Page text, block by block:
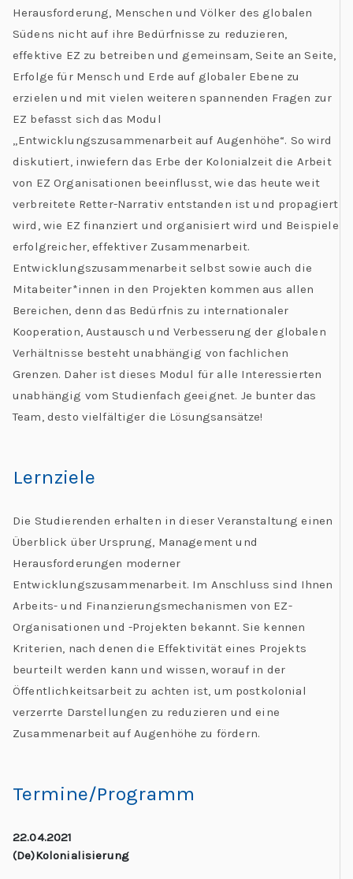
Herausforderung, Menschen und Völker des globalen
Südens nicht auf ihre Bedürfnisse zu reduzieren,
effektive EZ zu betreiben und gemeinsam, Seite an Seite,
Erfolge für Mensch und Erde auf globaler Ebene zu
erzielen und mit vielen weiteren spannenden Fragen zur
EZ befasst sich das Modul
„Entwicklungszusammenarbeit auf Augenhöhe“. So wird
diskutiert, inwiefern das Erbe der Kolonialzeit die Arbeit
von EZ Organisationen beeinflusst, wie das heute weit
verbreitete Retter-Narrativ entstanden ist und propagiert
wird, wie EZ finanziert und organisiert wird und Beispiele
erfolgreicher, effektiver Zusammenarbeit.
Entwicklungszusammenarbeit selbst sowie auch die
Mitabeiter*innen in den Projekten kommen aus allen
Bereichen, denn das Bedürfnis zu internationaler
Kooperation, Austausch und Verbesserung der globalen
Verhältnisse besteht unabhängig von fachlichen
Grenzen. Daher ist dieses Modul für alle Interessierten
unabhängig vom Studienfach geeignet. Je bunter das
Team, desto vielfältiger die Lösungsansätze!
Lernziele
Die Studierenden erhalten in dieser Veranstaltung einen
Überblick über Ursprung, Management und
Herausforderungen moderner
Entwicklungszusammenarbeit. Im Anschluss sind Ihnen
Arbeits- und Finanzierungsmechanismen von EZ-
Organisationen und -Projekten bekannt. Sie kennen
Kriterien, nach denen die Effektivität eines Projekts
beurteilt werden kann und wissen, worauf in der
Öffentlichkeitsarbeit zu achten ist, um postkolonial
verzerrte Darstellungen zu reduzieren und eine
Zusammenarbeit auf Augenhöhe zu fördern.
Termine/Programm
22.04.2021
(De)Kolonialisierung